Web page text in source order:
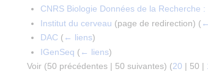
CNRS Biologie Données de la Recherche
Institut du cerveau (page de redirection) (
DAC ( ← liens)
IGenSeq ( ← liens)
Voir (50 précédentes | 50 suivantes) (20 | 50 |